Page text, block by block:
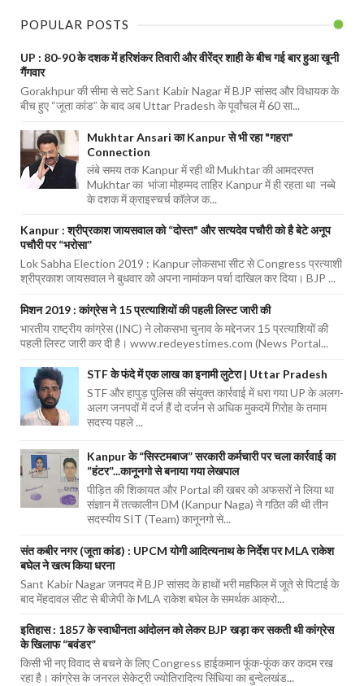
POPULAR POSTS
UP : 80-90 के दशक में हरिशंकर तिवारी और वीरेंद्र शाही के बीच गई बार हुआ खूनी
गैंगवार
Gorakhpur की सीमा से सटे Sant Kabir Nagar में BJP सांसद और विधायक के
बीच हुए “जूता कांड” के बाद अब Uttar Pradesh के पूर्वांचल में 60 सा...
Mukhtar Ansari का Kanpur से भी रहा "गहरा"
Connection
लंबे समय तक Kanpur में रही थी Mukhtar की आमदरफ्त
Mukhtar का भांजा मोहम्मद ताहिर Kanpur में ही रहता था नब्बे
के दशक में क्राइस्चर्च कॉलेज क...
Kanpur : श्रीप्रकाश जायसवाल को “दोस्त" और सत्यदेव पचौरी को है बेटे अनूप
पचौरी पर “भरोसा”
Lok Sabha Election 2019 : Kanpur लोकसभा सीट से Congress प्रत्याशी
श्रीप्रकाश जायसवाल ने बुधवार को अपना नामांकन पर्चा दाखिल कर दिया। BJP ...
मिशन 2019 : कांग्रेस ने 15 प्रत्याशियों की पहली लिस्ट जारी की
भारतीय राष्ट्रीय कांग्रेस (INC) ने लोकसभा चुनाव के मद्देनजर 15 प्रत्याशियों की
पहली लिस्ट जारी कर दी है। www.redeyestimes.com (News Portal...
STF के फंदे में एक लाख का इनामी लुटेरा | Uttar Pradesh
STF और हापुड़ पुलिस की संयुक्त कार्रवाई में धरा गया UP के अलग-
अलग जनपदों में दर्ज हैं दो दर्जन से अधिक मुकदमें गिरोह के तमाम
सदस्य पहले ...
Kanpur के “सिस्टमबाज” सरकारी कर्मचारी पर चला कार्रवाई का
“हंटर”...कानूनगो से बनाया गया लेखपाल
पीड़ित की शिकायत और Portal की खबर को अफसरों ने लिया था
संज्ञान में तत्कालीन DM (Kanpur Naga) ने गठित की थी तीन
सदस्यीय SIT (Team) कानूनगो से...
संत कबीर नगर (जूता कांड) : UPCM योगी आदित्यनाथ के निर्देश पर MLA राकेश
बघेल ने खत्म किया धरना
Sant Kabir Nagar जनपद में BJP सांसद के हाथों भरी महफिल में जूते से पिटाई के
बाद मेंहदावल सीट से बीजेपी के MLA राकेश बघेल के समर्थक आक्रो...
इतिहास : 1857 के स्वाधीनता आंदोलन को लेकर BJP खड़ा कर सकती थी कांग्रेस
के खिलाफ “बवंडर”
किसी भी नए विवाद से बचने के लिए Congress हाईकमान फूंक-फूंक कर कदम रख
रहा है। कांग्रेस के जनरल सेकेट्री ज्योतिरादित्य सिंधिया का बुन्देलखंड...